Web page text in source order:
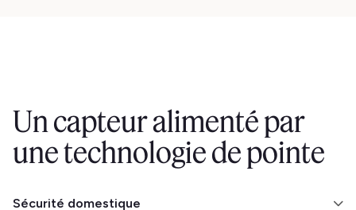
Un capteur alimenté par
une technologie de pointe
Sécurité domestique